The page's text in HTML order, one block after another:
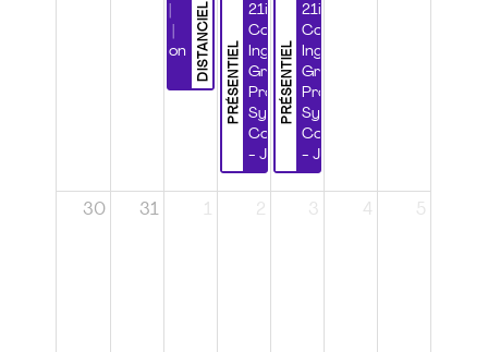
DISTANCIEL
Certification
PRÉSENTIEL
21ième
Congrès
Ingénierie
Grands
Projets et
Systèmes
Complexes
- Jour 1
PRÉSENTIEL
21ième
Congrès
Ingénierie
Grands
Projets et
Systèmes
Complexes
- Jour 2
30 31 1 2 3 4 5